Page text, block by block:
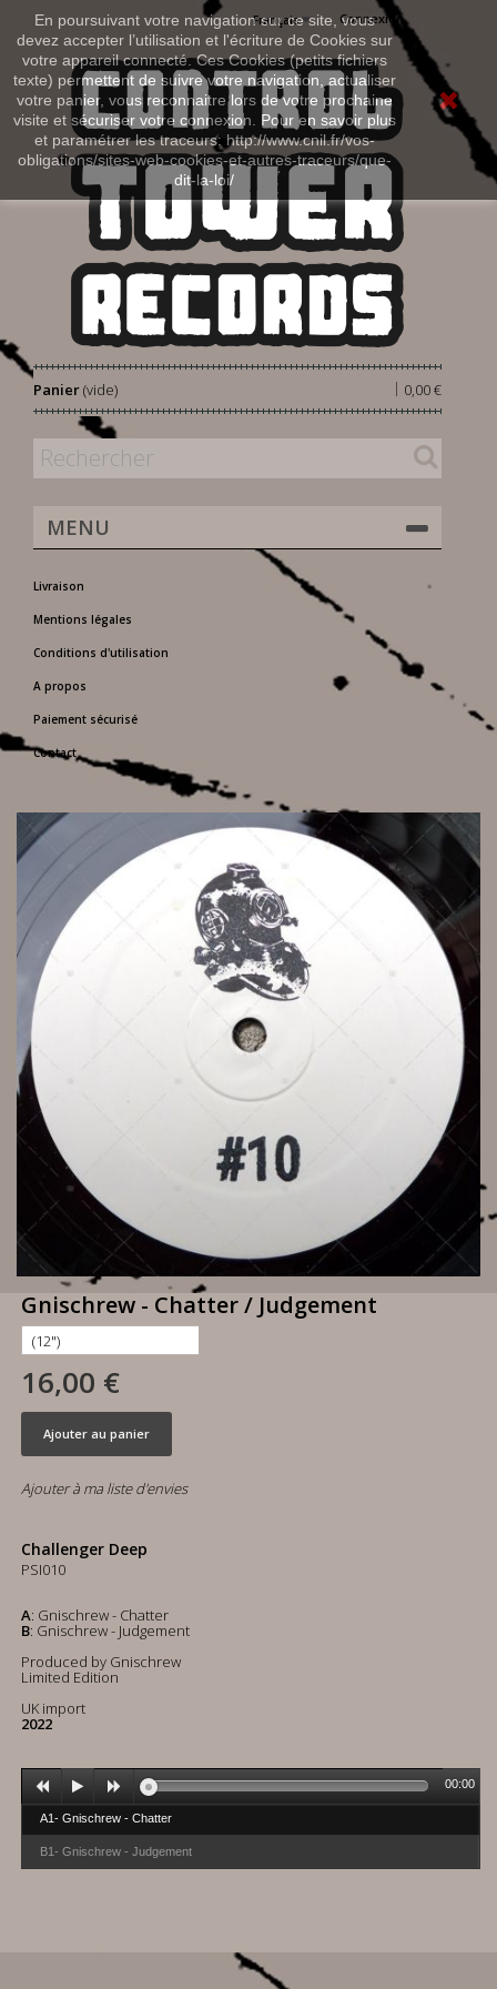
En poursuivant votre navigation sur ce site, vous
devez accepter l’utilisation et l'écriture de Cookies sur
votre appareil connecté. Ces Cookies (petits fichiers
texte) permettent de suivre votre navigation, actualiser
votre panier, vous reconnaitre lors de votre prochaine
visite et sécuriser votre connexion. Pour en savoir plus
et paramétrer les traceurs: http://www.cnil.fr/vos-
obligations/sites-web-cookies-et-autres-traceurs/que-
dit-la-loi/
Connexion
Français
Panier 0,00 €
|
(vide)
MENU
Livraison
Mentions légales
Conditions d'utilisation
A propos
Paiement sécurisé
Contact
Gnischrew - Chatter / Judgement
16,00 €
Ajouter au panier
Ajouter à ma liste d'envies
Challenger Deep
PSI010
A: Gnischrew - Chatter
B: Gnischrew - Judgement
Produced by Gnischrew
Limited Edition
UK import
2022
A1- Gnischrew - Chatter
B1- Gnischrew - Judgement
00:00